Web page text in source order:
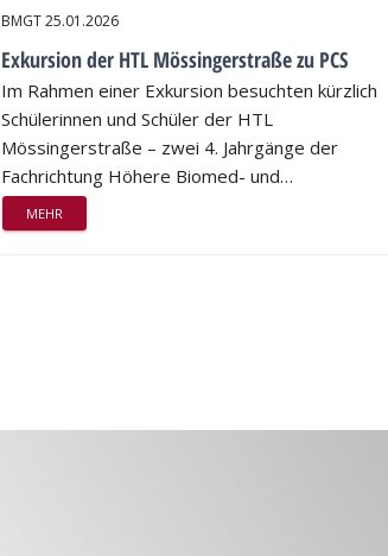
BMGT25.01.2026
Exkursion der HTL Mössingerstraße zu PCS
Im Rahmen einer Exkursion besuchten kürzlich
Schülerinnen und Schüler der HTL
Mössingerstraße – zwei 4. Jahrgänge der
Fachrichtung Höhere Biomed- und…
MEHR